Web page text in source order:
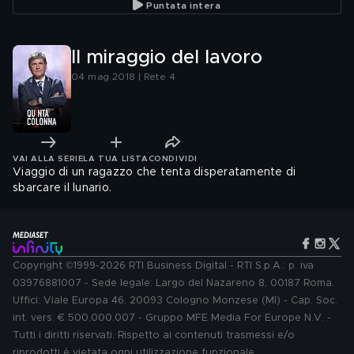
Puntata intera
Il miraggio del lavoro
04 mag 2018 | Rete 4
VAI ALLA SERIE LA TUA LISTA CONDIVIDI
Viaggio di un ragazzo che tenta disperatamente di
sbarcare il lunario.
Copyright ©1999-2026 RTI Business Digital - RTI S.p.A.: p. iva
03976881007 - Sede legale: Largo del Nazareno 8, 00187 Roma.
Uffici: Viale Europa 46, 20093 Cologno Monzese (MI) - Cap. Soc.
int. vers. € 500.000.007 - Gruppo MFE Media For Europe N.V. -
Tutti i diritti riservati. Rispetto ai contenuti trasmessi e/o